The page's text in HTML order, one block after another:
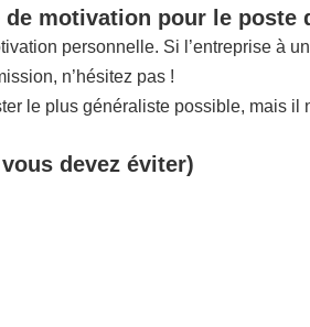
motivation pour le poste
personnelle. Si l’entreprise
n’hésitez pas !
le plus généraliste possible, mais
devez éviter)